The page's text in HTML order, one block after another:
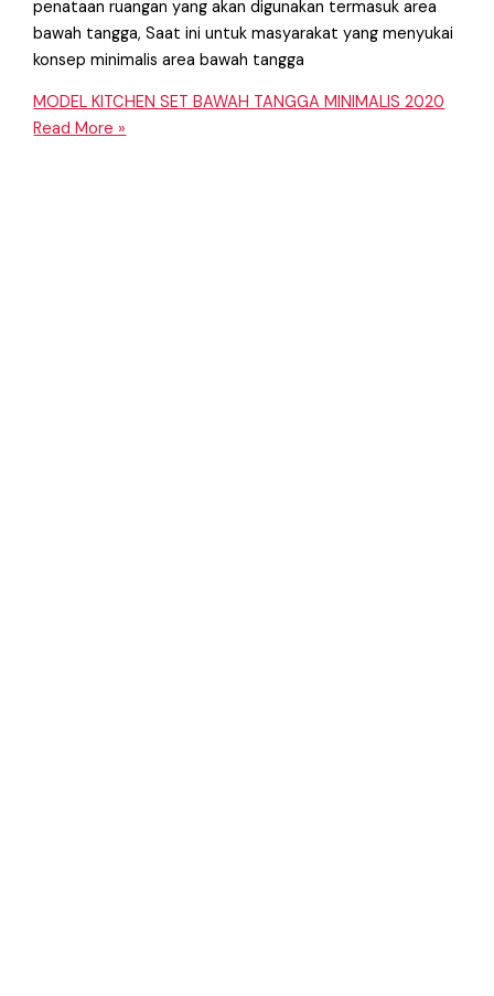
penataan ruangan yang akan digunakan termasuk area
bawah tangga, Saat ini untuk masyarakat yang menyukai
konsep minimalis area bawah tangga
MODEL KITCHEN SET BAWAH TANGGA MINIMALIS 2020
Read More »